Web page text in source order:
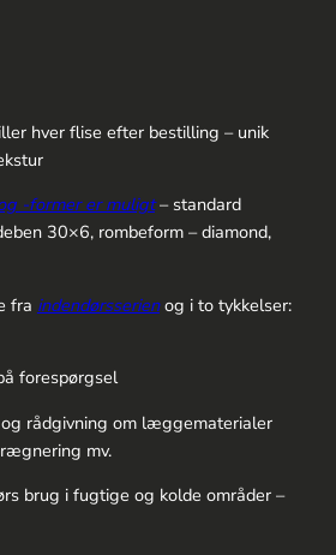
hver flise efter bestilling – unik
-former er muligt– standard
30×6, rombeform – diamond,
fra indendørsserienog i to tykkelser:
forespørgsel
rådgivning om læggematerialer
mv.
brug i fugtige og kolde områder –